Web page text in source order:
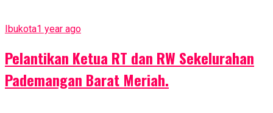
Ibukota1 year ago
Pelantikan Ketua RT dan RW Sekelurahan
Pademangan Barat Meriah.